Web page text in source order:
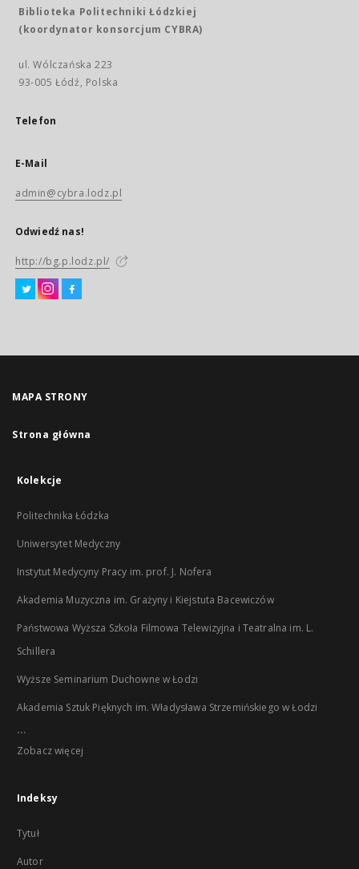
Biblioteka Politechniki Łódzkiej
(koordynator konsorcjum CYBRA)
ul. Wólczańska 223
93-005 Łódź, Polska
Telefon
E-Mail
admin@cybra.lodz.pl
Odwiedź nas!
http://bg.p.lodz.pl/
MAPA STRONY
Strona główna
Kolekcje
Politechnika Łódzka
Uniwersytet Medyczny
Instytut Medycyny Pracy im. prof. J. Nofera
Akademia Muzyczna im. Grażyny i Kiejstuta Bacewiczów
Państwowa Wyższa Szkoła Filmowa Telewizyjna i Teatralna im. L.
Schillera
Wyższe Seminarium Duchowne w Łodzi
Akademia Sztuk Pięknych im. Władysława Strzemińskiego w Łodzi
...
Zobacz więcej
Indeksy
Tytuł
Autor